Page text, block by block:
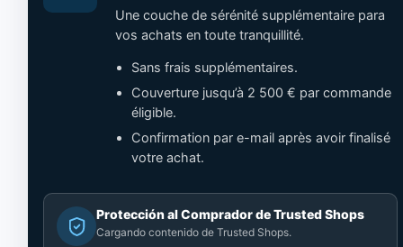
Une couche de sérénité supplémentaire para
vos achats en toute tranquillité.
Sans frais supplémentaires.
Couverture jusqu’à 2 500 € par commande
éligible.
Confirmation par e-mail après avoir finalisé
votre achat.
Cargando
contenido
Protección al Comprador de Trusted Shops